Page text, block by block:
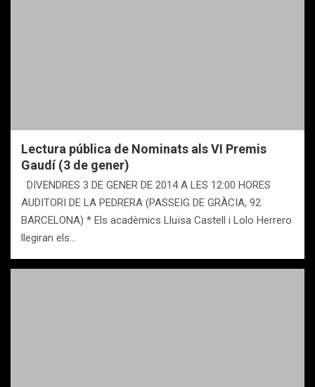
Lectura pública de Nominats als VI Premis
Gaudí (3 de gener)
DIVENDRES 3 DE GENER DE 2014 A LES 12:00 HORES
AUDITORI DE LA PEDRERA (PASSEIG DE GRÀCIA, 92.
BARCELONA) * Els acadèmics Lluïsa Castell i Lolo Herrero
llegiran els…